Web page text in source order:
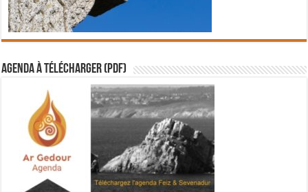
Agenda à télécharger (PDF)